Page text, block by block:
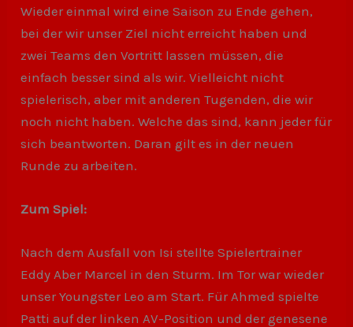
Wieder einmal wird eine Saison zu Ende gehen,
bei der wir unser Ziel nicht erreicht haben und
zwei Teams den Vortritt lassen müssen, die
einfach besser sind als wir. Vielleicht nicht
spielerisch, aber mit anderen Tugenden, die wir
noch nicht haben. Welche das sind, kann jeder für
sich beantworten. Daran gilt es in der neuen
Runde zu arbeiten.
Zum Spiel:
Nach dem Ausfall von Isi stellte Spielertrainer
Eddy Aber Marcel in den Sturm. Im Tor war wieder
unser Youngster Leo am Start. Für Ahmed spielte
Patti auf der linken AV-Position und der genesene